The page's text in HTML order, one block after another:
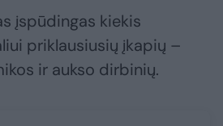
įspūdingas kiekis
priklausiusių įkapių –
ir aukso dirbinių.